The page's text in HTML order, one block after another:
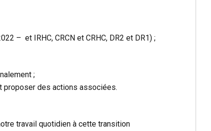
– et IRHC, CRCN et CRHC, DR2 et DR1) ;
;
proposer des actions associées.
travail quotidien à cette transition